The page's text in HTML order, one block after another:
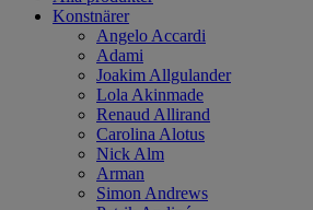
Konstnärer
Angelo Accardi
Adami
Joakim Allgulander
Lola Akinmade
Renaud Allirand
Carolina Alotus
Nick Alm
Arman
Simon Andrews